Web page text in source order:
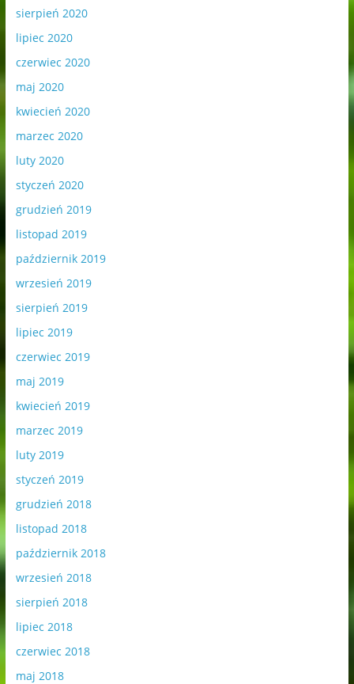
sierpień 2020
lipiec 2020
czerwiec 2020
maj 2020
kwiecień 2020
marzec 2020
luty 2020
styczeń 2020
grudzień 2019
listopad 2019
październik 2019
wrzesień 2019
sierpień 2019
lipiec 2019
czerwiec 2019
maj 2019
kwiecień 2019
marzec 2019
luty 2019
styczeń 2019
grudzień 2018
listopad 2018
październik 2018
wrzesień 2018
sierpień 2018
lipiec 2018
czerwiec 2018
maj 2018